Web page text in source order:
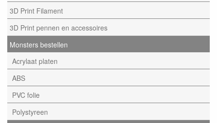
3D Print Filament
3D Print pennen en accessoires
Monsters bestellen
Acrylaat platen
ABS
PVC folie
Polystyreen